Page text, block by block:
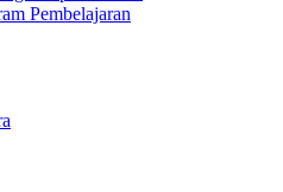
Pembelajaran